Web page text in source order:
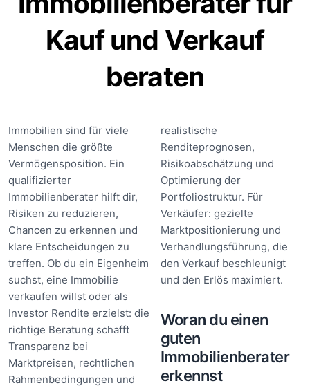
Kauf und Verkauf
beraten
Immobilien sind für viele
Menschen die größte
Vermögensposition. Ein
qualifizierter
Immobilienberater hilft dir,
Risiken zu reduzieren,
Chancen zu erkennen und
klare Entscheidungen zu
treffen. Ob du ein Eigenheim
suchst, eine Immobilie
verkaufen willst oder als
Investor Rendite erzielst: die
richtige Beratung schafft
Transparenz bei
Marktpreisen, rechtlichen
Rahmenbedingungen und
realistische
Renditeprognosen,
Risikoabschätzung und
Optimierung der
Portfoliostruktur. Für
Verkäufer: gezielte
Marktpositionierung und
Verhandlungsführung, die
den Verkauf beschleunigt
und den Erlös maximiert.
Woran du einen
guten
Immobilienberater
erkennst